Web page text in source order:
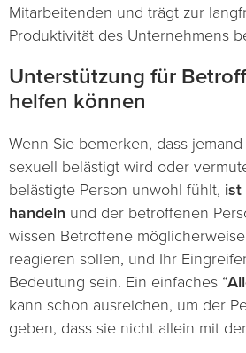
Mitarbeitenden und trägt zur
Produktivität des Unternehmens
Unterstützung für
helfen können
Wenn Sie bemerken, dass
sexuell belästigt wird oder
belästigte Person unwohl fühlt, ist
handeln und der betroffenen
wissen Betroffene
reagieren sollen, und Ihr
Bedeutung sein. Ein einfaches “
kann schon ausreichen, um der
geben, dass sie nicht allein mit